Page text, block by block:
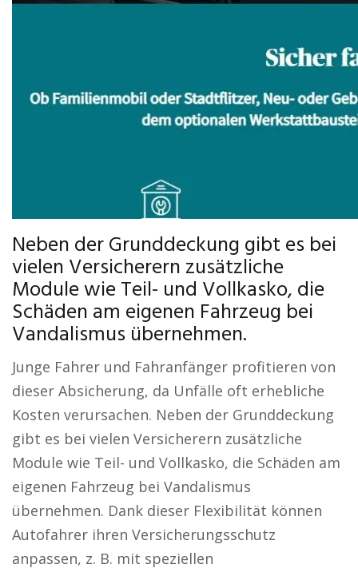
Neben der Grunddeckung gibt es bei
vielen Versicherern zusätzliche
Module wie Teil- und Vollkasko, die
Schäden am eigenen Fahrzeug bei
Vandalismus übernehmen.
Junge Fahrer und Fahranfänger profitieren von
dieser Absicherung, da Unfälle oft erhebliche
Kosten verursachen. Neben der Grunddeckung
gibt es bei vielen Versicherern zusätzliche
Module wie Teil- und Vollkasko, die Schäden am
eigenen Fahrzeug bei Vandalismus
übernehmen. Dank dieser Flexibilität können
Autofahrer ihren Versicherungsschutz
anpassen, z. B. mit speziellen